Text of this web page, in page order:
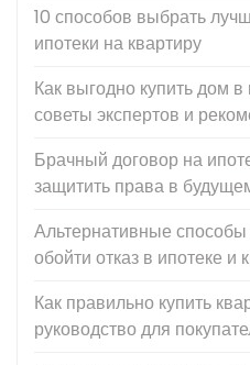
10 способов выбрать
ипотеки на квартиру
Как выгодно купить дом
советы экспертов и
Брачный договор на
защитить права в
Альтернативные
обойти отказ в ипотеке и
Как правильно купить
руководство для